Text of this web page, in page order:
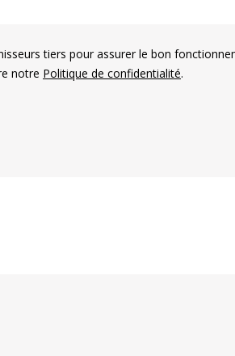
tiers pour assurer le bon
notre Politique de confidentialité.